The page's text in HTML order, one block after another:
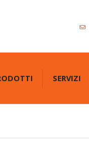
SERVIZI